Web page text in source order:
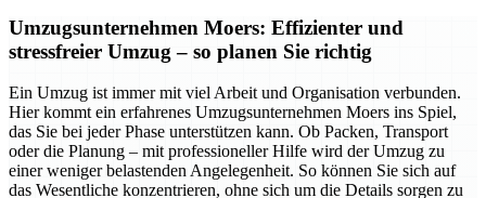
Umzugsunternehmen Moers: Effizienter und
stressfreier Umzug – so planen Sie richtig
Ein Umzug ist immer mit viel Arbeit und Organisation verbunden.
Hier kommt ein erfahrenes Umzugsunternehmen Moers ins Spiel,
das Sie bei jeder Phase unterstützen kann. Ob Packen, Transport
oder die Planung – mit professioneller Hilfe wird der Umzug zu
einer weniger belastenden Angelegenheit. So können Sie sich auf
das Wesentliche konzentrieren, ohne sich um die Details sorgen zu